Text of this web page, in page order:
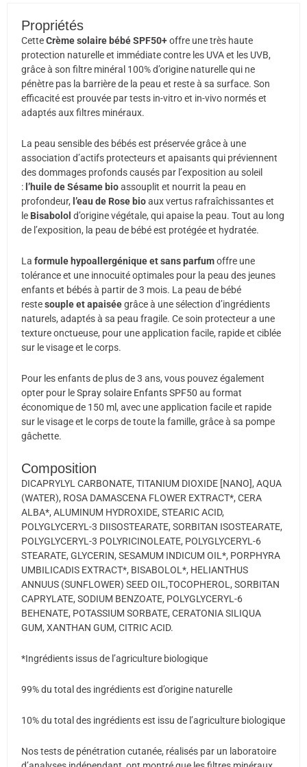
SPF
50ml
Propriétés
CetteCrème solaire bébé SPF50+offre une très haute
protection naturelle et immédiate contre les UVA et les UVB,
grâce à son filtre minéral 100% d’origine naturelle qui ne
pénètre pas la barrière de la peau et reste à sa surface. Son
efficacité est prouvée par tests in-vitro et in-vivo normés et
adaptés aux filtres minéraux.
La peau sensible des bébés est préservée grâce à une
association d’actifs protecteurs et apaisants qui préviennent
des dommages profonds causés par l’exposition au soleil
: l’huile de Sésame bioassouplit et nourrit la peau en
profondeur, l’eau de Rose bioaux vertus rafraîchissantes et
le Bisabolol d’origine végétale, qui apaise la peau. Tout au long
de l’exposition, la peau de bébé est protégée et hydratée.
La formule hypoallergénique et sans parfumoffre une
tolérance et une innocuité optimales pour la peau des jeunes
enfants et bébés à partir de 3 mois. La peau de bébé
restesouple et apaiséegrâce à une sélection d’ingrédients
naturels, adaptés à sa peau fragile. Ce soin protecteur a une
texture onctueuse, pour une application facile, rapide et ciblée
sur le visage et le corps.
Pour les enfants de plus de 3 ans, vous pouvez également
opter pour leSpray solaire Enfants SPF50 au format
économique de 150 ml, avec une application facile et rapide
sur le visage et le corps de toute la famille, grâce à sa pompe
gâchette.
Composition
DICAPRYLYL CARBONATE, TITANIUM DIOXIDE [NANO], AQUA
(WATER), ROSA DAMASCENA FLOWER EXTRACT*, CERA
ALBA*, ALUMINUM HYDROXIDE, STEARIC ACID,
POLYGLYCERYL-3 DIISOSTEARATE, SORBITAN ISOSTEARATE,
POLYGLYCERYL-3 POLYRICINOLEATE, POLYGLYCERYL-6
STEARATE, GLYCERIN, SESAMUM INDICUM OIL*, PORPHYRA
UMBILICADIS EXTRACT*, BISABOLOL*, HELIANTHUS
ANNUUS (SUNFLOWER) SEED OIL,TOCOPHEROL, SORBITAN
CAPRYLATE, SODIUM BENZOATE, POLYGLYCERYL-6
BEHENATE, POTASSIUM SORBATE, CERATONIA SILIQUA
GUM, XANTHAN GUM, CITRIC ACID.
*Ingrédients issus de l’agriculture biologique
99% du total des ingrédients est d’origine naturelle
10% du total des ingrédients est issu de l’agriculture biologique
Nos tests de pénétration cutanée, réalisés par un laboratoire